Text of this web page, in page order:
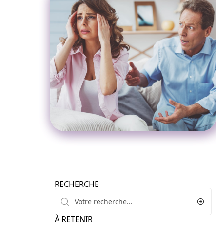
RECHERCHE
À RETENIR